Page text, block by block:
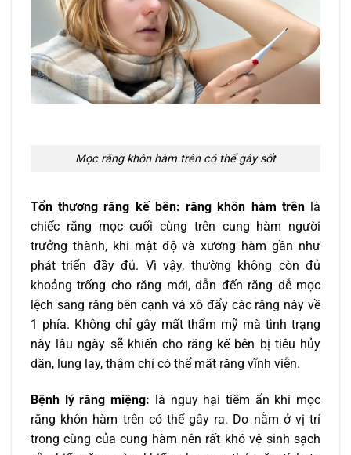
Mọc răng khôn hàm trên có thể gây sốt
Tổn thương răng kế bên: răng khôn hàm trênlà
chiếc răng mọc cuối cùng trên cung hàm người
trưởng thành, khi mật độ và xương hàm gần như
phát triển đầy đủ. Vì vậy, thường không còn đủ
khoảng trống cho răng mới, dẫn đến răng dễ mọc
lệch sang răng bên cạnh và xô đẩy các răng này về
1 phía. Không chỉ gây mất thẩm mỹ mà tình trạng
này lâu ngày sẽ khiến cho răng kế bên bị tiêu hủy
dần, lung lay, thậm chí có thể mất răng vĩnh viễn.
Bệnh lý răng miệng: là nguy hại tiềm ẩn khi mọc
răng khôn hàm trên có thể gây ra. Do nằm ở vị trí
trong cùng của cung hàm nên rất khó vệ sinh sạch